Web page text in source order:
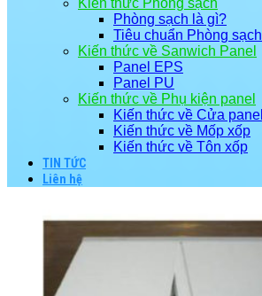
Kiến thức Phòng sạch
Phòng sạch là gì?
Tiêu chuẩn Phòng sạch
Kiến thức về Sanwich Panel
Panel EPS
Panel PU
Kiến thức về Phụ kiện panel
Kiến thức về Cửa panel
Kiến thức về Mốp xốp
Kiến thức về Tôn xốp
TIN TỨC
Liên hệ